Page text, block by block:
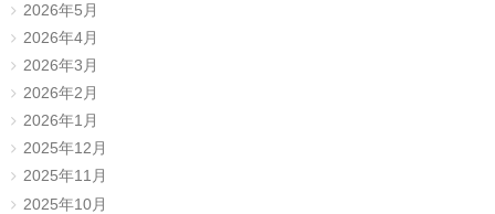
2026年5月
2026年4月
2026年3月
2026年2月
2026年1月
2025年12月
2025年11月
2025年10月